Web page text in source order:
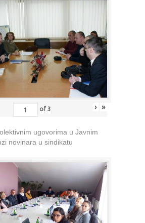
of 3 › »
ugovorima u Javnim
novinara u sindikatu